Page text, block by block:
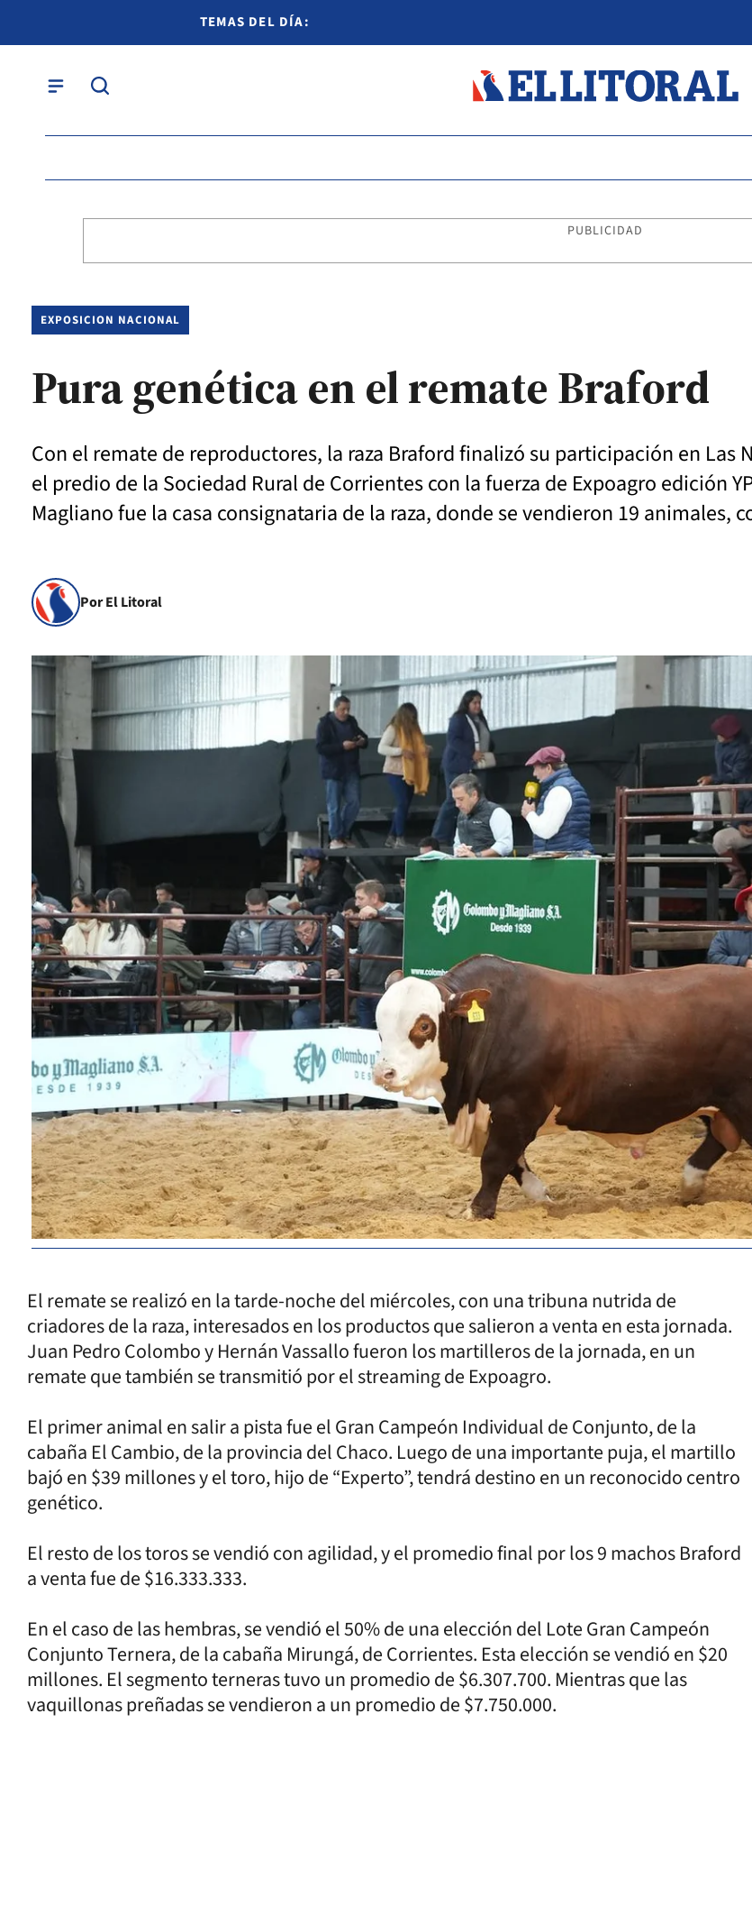
TEMAS DEL DÍA:
PUBLICIDAD
EXPOSICION NACIONAL
Pura genética en el remate Braford
Con el remate de reproductores, la raza Braford finalizó su participación en Las
el predio de la Sociedad Rural de Corrientes con la fuerza de Expoagro edición
Magliano fue la casa consignataria de la raza, donde se vendieron 19 animales,
Por El Litoral
El remate se realizó en la tarde-noche del miércoles, con una tribuna nutrida de
criadores de la raza, interesados en los productos que salieron a venta en esta jornada.
Juan Pedro Colombo y Hernán Vassallo fueron los martilleros de la jornada, en un
remate que también se transmitió por el streaming de Expoagro.
El primer animal en salir a pista fue el Gran Campeón Individual de Conjunto, de la
cabaña El Cambio, de la provincia del Chaco. Luego de una importante puja, el martillo
bajó en $39 millones y el toro, hijo de “Experto”, tendrá destino en un reconocido centro
genético.
El resto de los toros se vendió con agilidad, y el promedio final por los 9 machos Braford
a venta fue de $16.333.333.
En el caso de las hembras, se vendió el 50% de una elección del Lote Gran Campeón
Conjunto Ternera, de la cabaña Mirungá, de Corrientes. Esta elección se vendió en $20
millones. El segmento terneras tuvo un promedio de $6.307.700. Mientras que las
vaquillonas preñadas se vendieron a un promedio de $7.750.000.